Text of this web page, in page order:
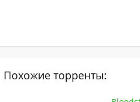
Похожие торренты: